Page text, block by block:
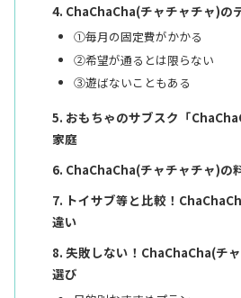
ChaChaCha(チャチャチャ)の
①毎月の固定費がかかる
②希望が通るとは限らない
③遊ばないこともある
おもちゃのサブスク「
家庭
ChaChaCha(チャチャチャ)の
トイサブ等と比較！
違い
失敗しない！ChaChaCha(チ
選び